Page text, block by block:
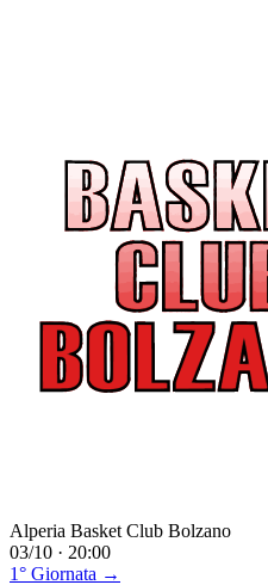
Alperia Basket Club Bolzano
03/10 · 20:00
1° Giornata →